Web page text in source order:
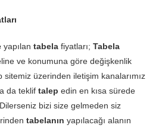
yapılantabela fiyatları;Tabela
ve konumuna göre değişkenlik
üzerinden iletişim kanalarımız
da tekliftalep edin en kısa sürede
bizi size gelmeden siz
tabelanın yapılacağı alanın